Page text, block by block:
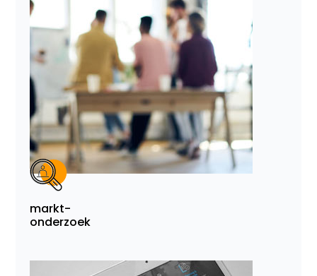
markt-
onderzoek